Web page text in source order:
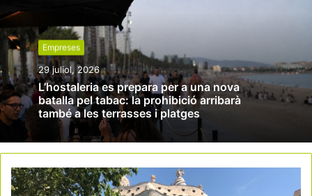
Empreses
29 juliol, 2026
L’hostaleria es prepara per a una nova
batalla pel tabac: la prohibició arribarà
també a les terrasses i platges